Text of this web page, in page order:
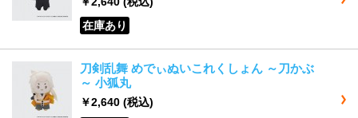
在庫あり
刀剣乱舞 めでぃぬいこれくしょん ～刀かぶ
～ 小狐丸
￥2,640 (税込)